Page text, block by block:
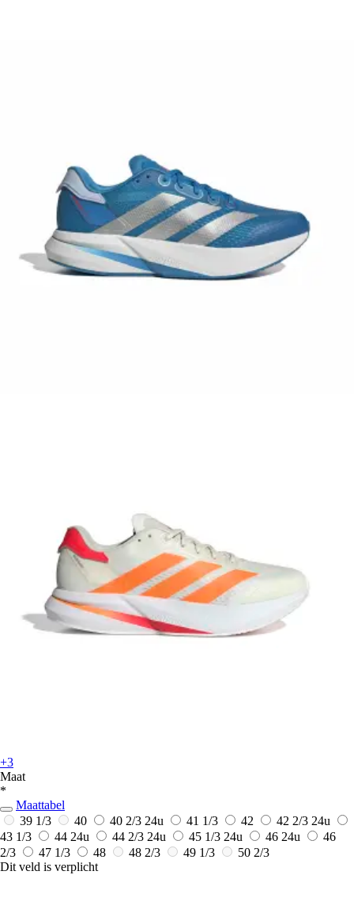
+3
Maat
*
Maattabel
39 1/3
40 40 2/3 24u 41 1/3 42 42 2/3 24u
43 1/3
44 24u 44 2/3 24u 45 1/3 24u 46 24u
46
2/3
47 1/3 48 48 2/3 49 1/3
50 2/3
Dit veld is verplicht